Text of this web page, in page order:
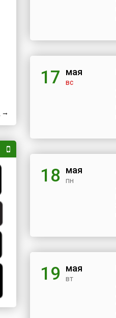
→
17 мая
вс
18 мая
пн
19 мая
вт